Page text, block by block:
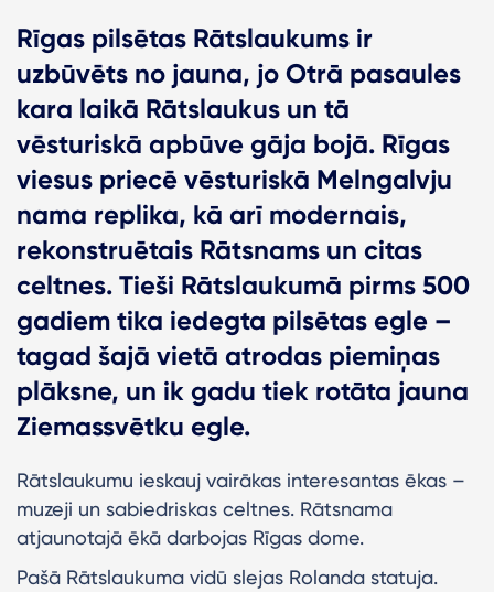
Rīgas pilsētas Rātslaukums ir
uzbūvēts no jauna, jo Otrā pasaules
kara laikā Rātslaukus un tā
vēsturiskā apbūve gāja bojā. Rīgas
viesus priecē vēsturiskā Melngalvju
nama replika, kā arī modernais,
rekonstruētais Rātsnams un citas
celtnes. Tieši Rātslaukumā pirms 500
gadiem tika iedegta pilsētas egle –
tagad šajā vietā atrodas piemiņas
plāksne, un ik gadu tiek rotāta jauna
Ziemassvētku egle.
Rātslaukumu ieskauj vairākas interesantas ēkas –
muzeji un sabiedriskas celtnes. Rātsnama
atjaunotajā ēkā darbojas Rīgas dome.
Pašā Rātslaukuma vidū slejas Rolanda statuja.